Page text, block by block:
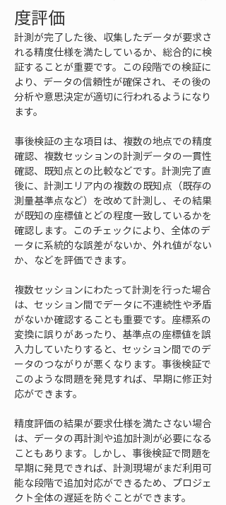
度評価
計測が完了した後、収集したデータが要求さ
れる精度仕様を満たしているか、総合的に検
証することが重要です。この段階での検証に
より、データの信頼性が確保され、その後の
分析や意思決定が適切に行われるようになり
ます。
事後検証の主な項目は、複数の地点での精度
確認、複数セッションの計測データの一貫性
確認、既知点との比較などです。計測完了直
後に、計測エリア内の複数の既知点（既存の
測量基準点など）を改めて計測し、その結果
が既知の座標値とどの程度一致しているかを
確認します。このチェックにより、全体のデ
ータに系統的な誤差がないか、外れ値がない
か、などを評価できます。
複数セッションにわたって計測を行った場合
は、セッション間でデータに不連続性や矛盾
がないか確認することも重要です。座標系の
変換に誤りがあったり、基準点の座標値を誤
入力していたりすると、セッション間でのデ
ータのつながりが悪くなります。事後検証で
このような問題を発見すれば、早期に修正対
応ができます。
精度評価の結果が要求仕様を満たさない場合
は、データの再計測や追加計測が必要になる
こともあります。しかし、事後検証で問題を
早期に発見できれば、計測現場がまだ利用可
能な段階で追加対応ができるため、プロジェ
クト全体の遅延を防ぐことができます。